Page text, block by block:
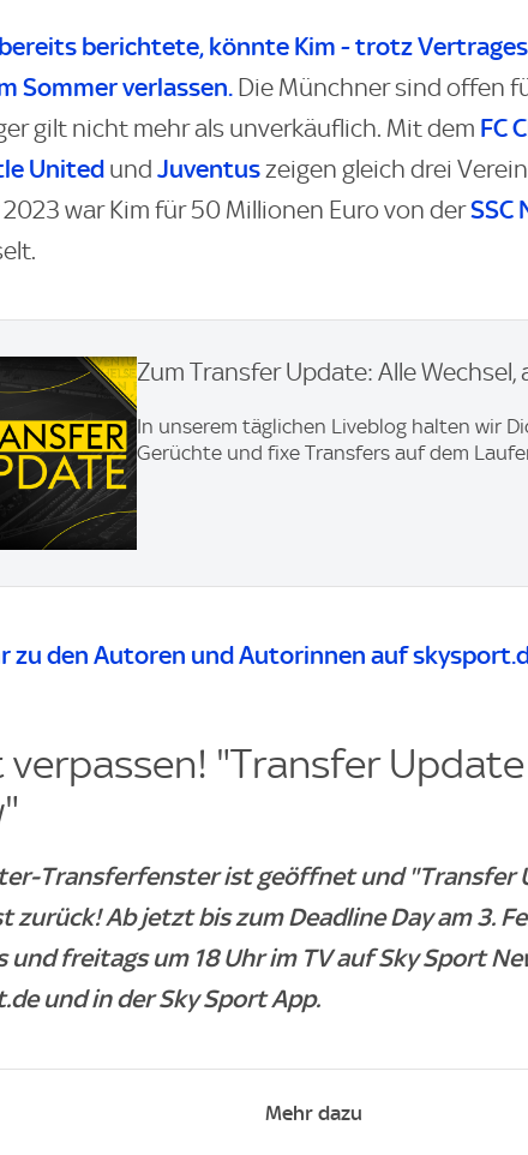
berichtete, könnte Kim - trotz
Sommer verlassen. Die Münchner sind offen
gilt nicht mehr als unverkäuflich. Mit dem FC
United und Juventuszeigen gleich drei
war Kim für 50 Millionen Euro von derSSC
Zum Transfer Update: Alle Wechsel,
In unserem täglichen Liveblog halten wir
Gerüchte und fixe Transfers auf dem
zu den Autoren und Autorinnen auf
verpassen! "Transfer
Transferfenster ist geöffnet und "Transfer
zurück! Ab jetzt bis zum Deadline Day am 3.
und freitags um 18 Uhr im TV auf Sky Sport
und in der Sky Sport App.
Mehr dazu